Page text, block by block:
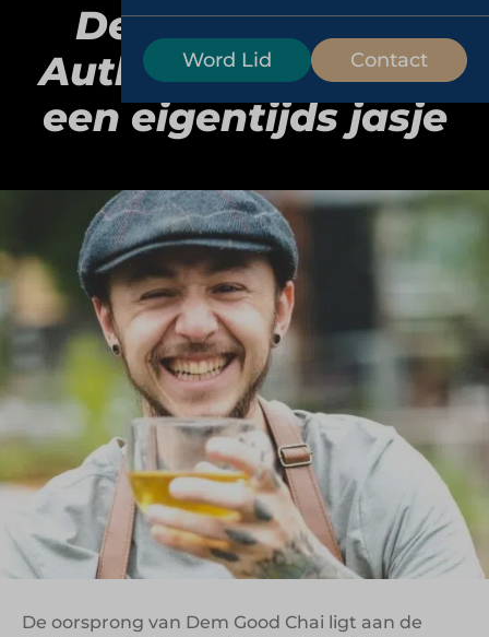
Word Lid Contact
Dem Good Chai:
Authentieke chai in
een eigentijds jasje
In Nederland wordt chai vaak geserveerd als
poeder of siroop. Maar wat als je het échte
verhaal en de oorspronkelijke smaak terugbrengt
in een product dat ook praktisch inzetbaar is?
Tijdens het gesprek met Bob de Riemer werd
duidelijk hoe Dem Good Chai precies dat probeert
te doen. Niet met een hypeproduct, maar met
een doordacht concentraat dat ambacht en
innovatie combineert.
Van straatthee in India
tot chai in foodservice
De oorsprong van Dem Good Chai ligt aan de